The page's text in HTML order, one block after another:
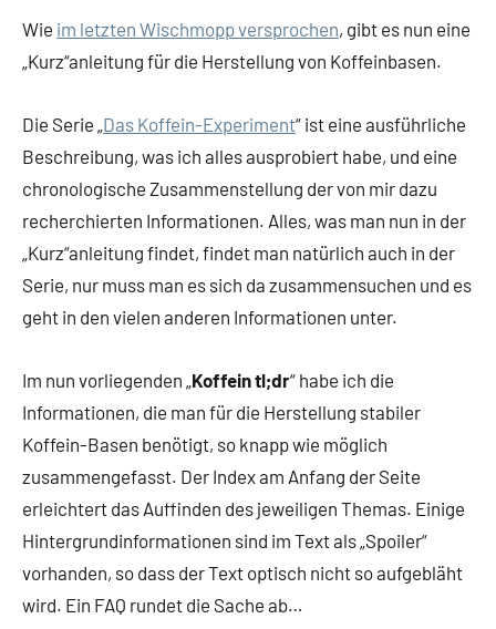
Wie im letzten Wischmopp versprochen, gibt es nun eine
„Kurz“anleitung für die Herstellung von Koffeinbasen.
Die Serie „Das Koffein-Experiment“ ist eine ausführliche
Beschreibung, was ich alles ausprobiert habe, und eine
chronologische Zusammenstellung der von mir dazu
recherchierten Informationen. Alles, was man nun in der
„Kurz“anleitung findet, findet man natürlich auch in der
Serie, nur muss man es sich da zusammensuchen und es
geht in den vielen anderen Informationen unter.
Im nun vorliegenden „Koffein tl;dr“ habe ich die
Informationen, die man für die Herstellung stabiler
Koffein-Basen benötigt, so knapp wie möglich
zusammengefasst. Der Index am Anfang der Seite
erleichtert das Auffinden des jeweiligen Themas. Einige
Hintergrundinformationen sind im Text als „Spoiler“
vorhanden, so dass der Text optisch nicht so aufgebläht
wird. Ein FAQ rundet die Sache ab…